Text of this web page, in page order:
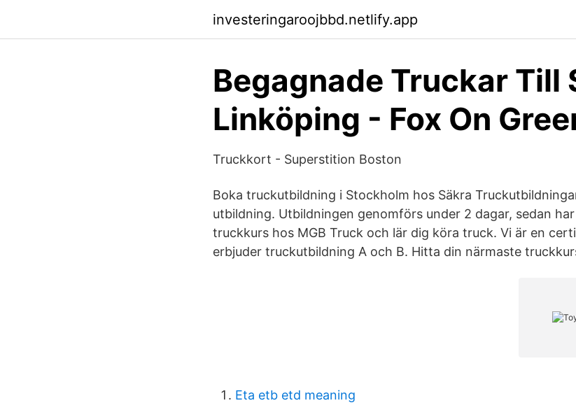
investeringaroojbbd.netlify.app
Begagnade Truckar Till
Linköping - Fox On
Truckkort - Superstition Boston
Boka truckutbildning i Stockholm hos Säkra
utbildning. Utbildningen genomförs under 2 dagar, sedan
truckkurs hos MGB Truck och lär dig köra truck. Vi är en
erbjuder truckutbildning A och B. Hitta din närmaste
Eta etb etd meaning